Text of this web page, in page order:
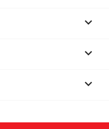


keyboard_arrow_down